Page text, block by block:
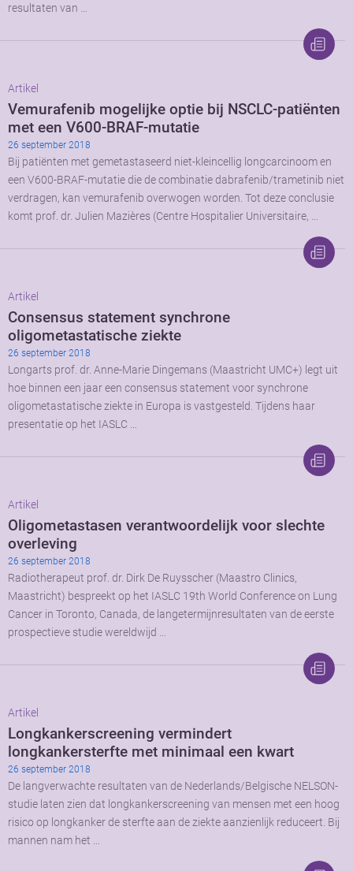
resultaten van …
Artikel
Vemurafenib mogelijke optie bij NSCLC-patiënten
met een V600-BRAF-mutatie
26 september 2018
Bij patiënten met gemetastaseerd niet-kleincellig longcarcinoom en
een V600-BRAF-mutatie die de combinatie dabrafenib/trametinib niet
verdragen, kan vemurafenib overwogen worden. Tot deze conclusie
komt prof. dr. Julien Mazières (Centre Hospitalier Universitaire, …
Artikel
Consensus statement synchrone
oligometastatische ziekte
26 september 2018
Longarts prof. dr. Anne-Marie Dingemans (Maastricht UMC+) legt uit
hoe binnen een jaar een consensus statement voor synchrone
oligometastatische ziekte in Europa is vastgesteld. Tijdens haar
presentatie op het IASLC …
Artikel
Oligometastasen verantwoordelijk voor slechte
overleving
26 september 2018
Radiotherapeut prof. dr. Dirk De Ruysscher (Maastro Clinics,
Maastricht) bespreekt op het IASLC 19th World Conference on Lung
Cancer in Toronto, Canada, de langetermijnresultaten van de eerste
prospectieve studie wereldwijd …
Artikel
Longkankerscreening vermindert
longkankersterfte met minimaal een kwart
26 september 2018
De langverwachte resultaten van de Nederlands/Belgische NELSON-
studie laten zien dat longkankerscreening van mensen met een hoog
risico op longkanker de sterfte aan de ziekte aanzienlijk reduceert. Bij
mannen nam het …